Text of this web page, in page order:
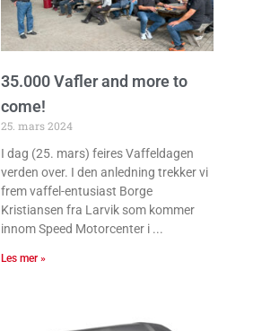
35.000 Vafler and more to
come!
25. mars 2024
I dag (25. mars) feires Vaffeldagen
verden over. I den anledning trekker vi
frem vaffel-entusiast Borge
Kristiansen fra Larvik som kommer
innom Speed Motorcenter i
Les mer »